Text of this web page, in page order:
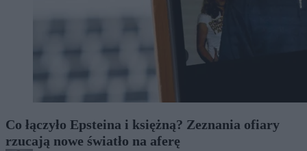
Co łączyło Epsteina i księżną? Zeznania ofiary
rzucają nowe światło na aferę